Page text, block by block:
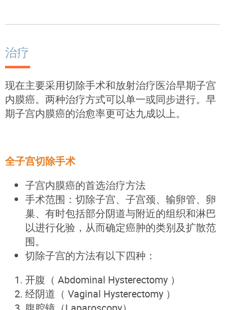
治疗
现在主要采用切除手术和放射治疗医治早期子宫
内膜癌。两种治疗方式可以单一或同步进行。早
期子宫内膜癌的治愈率更可达九成以上。
全子宫切除手术
子宫内膜癌的首选治疗方法
手术范围：切除子宫、子宫颈、输卵管、卵
巢、有时包括部分阴道与附近的组织和淋巴
以进行化验，从而确定癌肿的类别及扩散范
围。
切除子宫的方法有以下四种：
开腹（ Abdominal Hysterectomy ）
经阴道（ Vaginal Hysterectomy ）